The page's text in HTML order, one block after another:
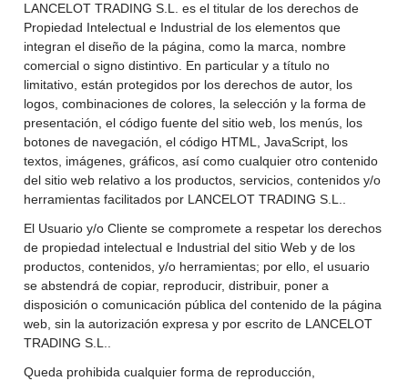
LANCELOT TRADING S.L. es el titular de los derechos de
Propiedad Intelectual e Industrial de los elementos que
integran el diseño de la página, como la marca, nombre
comercial o signo distintivo. En particular y a título no
limitativo, están protegidos por los derechos de autor, los
logos, combinaciones de colores, la selección y la forma de
presentación, el código fuente del sitio web, los menús, los
botones de navegación, el código HTML, JavaScript, los
textos, imágenes, gráficos, así como cualquier otro contenido
del sitio web relativo a los productos, servicios, contenidos y/o
herramientas facilitados por LANCELOT TRADING S.L..
El Usuario y/o Cliente se compromete a respetar los derechos
de propiedad intelectual e Industrial del sitio Web y de los
productos, contenidos, y/o herramientas; por ello, el usuario
se abstendrá de copiar, reproducir, distribuir, poner a
disposición o comunicación pública del contenido de la página
web, sin la autorización expresa y por escrito de LANCELOT
TRADING S.L..
Queda prohibida cualquier forma de reproducción,